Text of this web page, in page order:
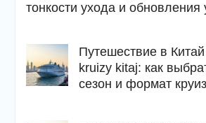
тонкости ухода и обновления
Путешествие в
kruizy kitaj: как
сезон и формат